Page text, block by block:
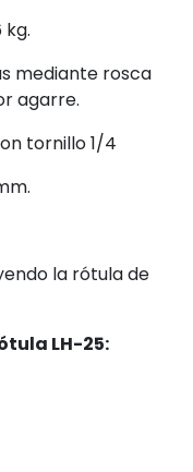
mediante rosca
agarre.
tornillo 1/4
la rótula de
LH-25: